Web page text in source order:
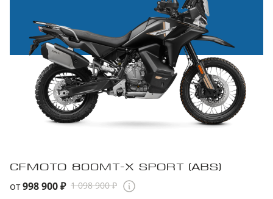
CFMOTO 800MT-Х SPORT (ABS)
от998 900 ₽ 1 098 900 ₽